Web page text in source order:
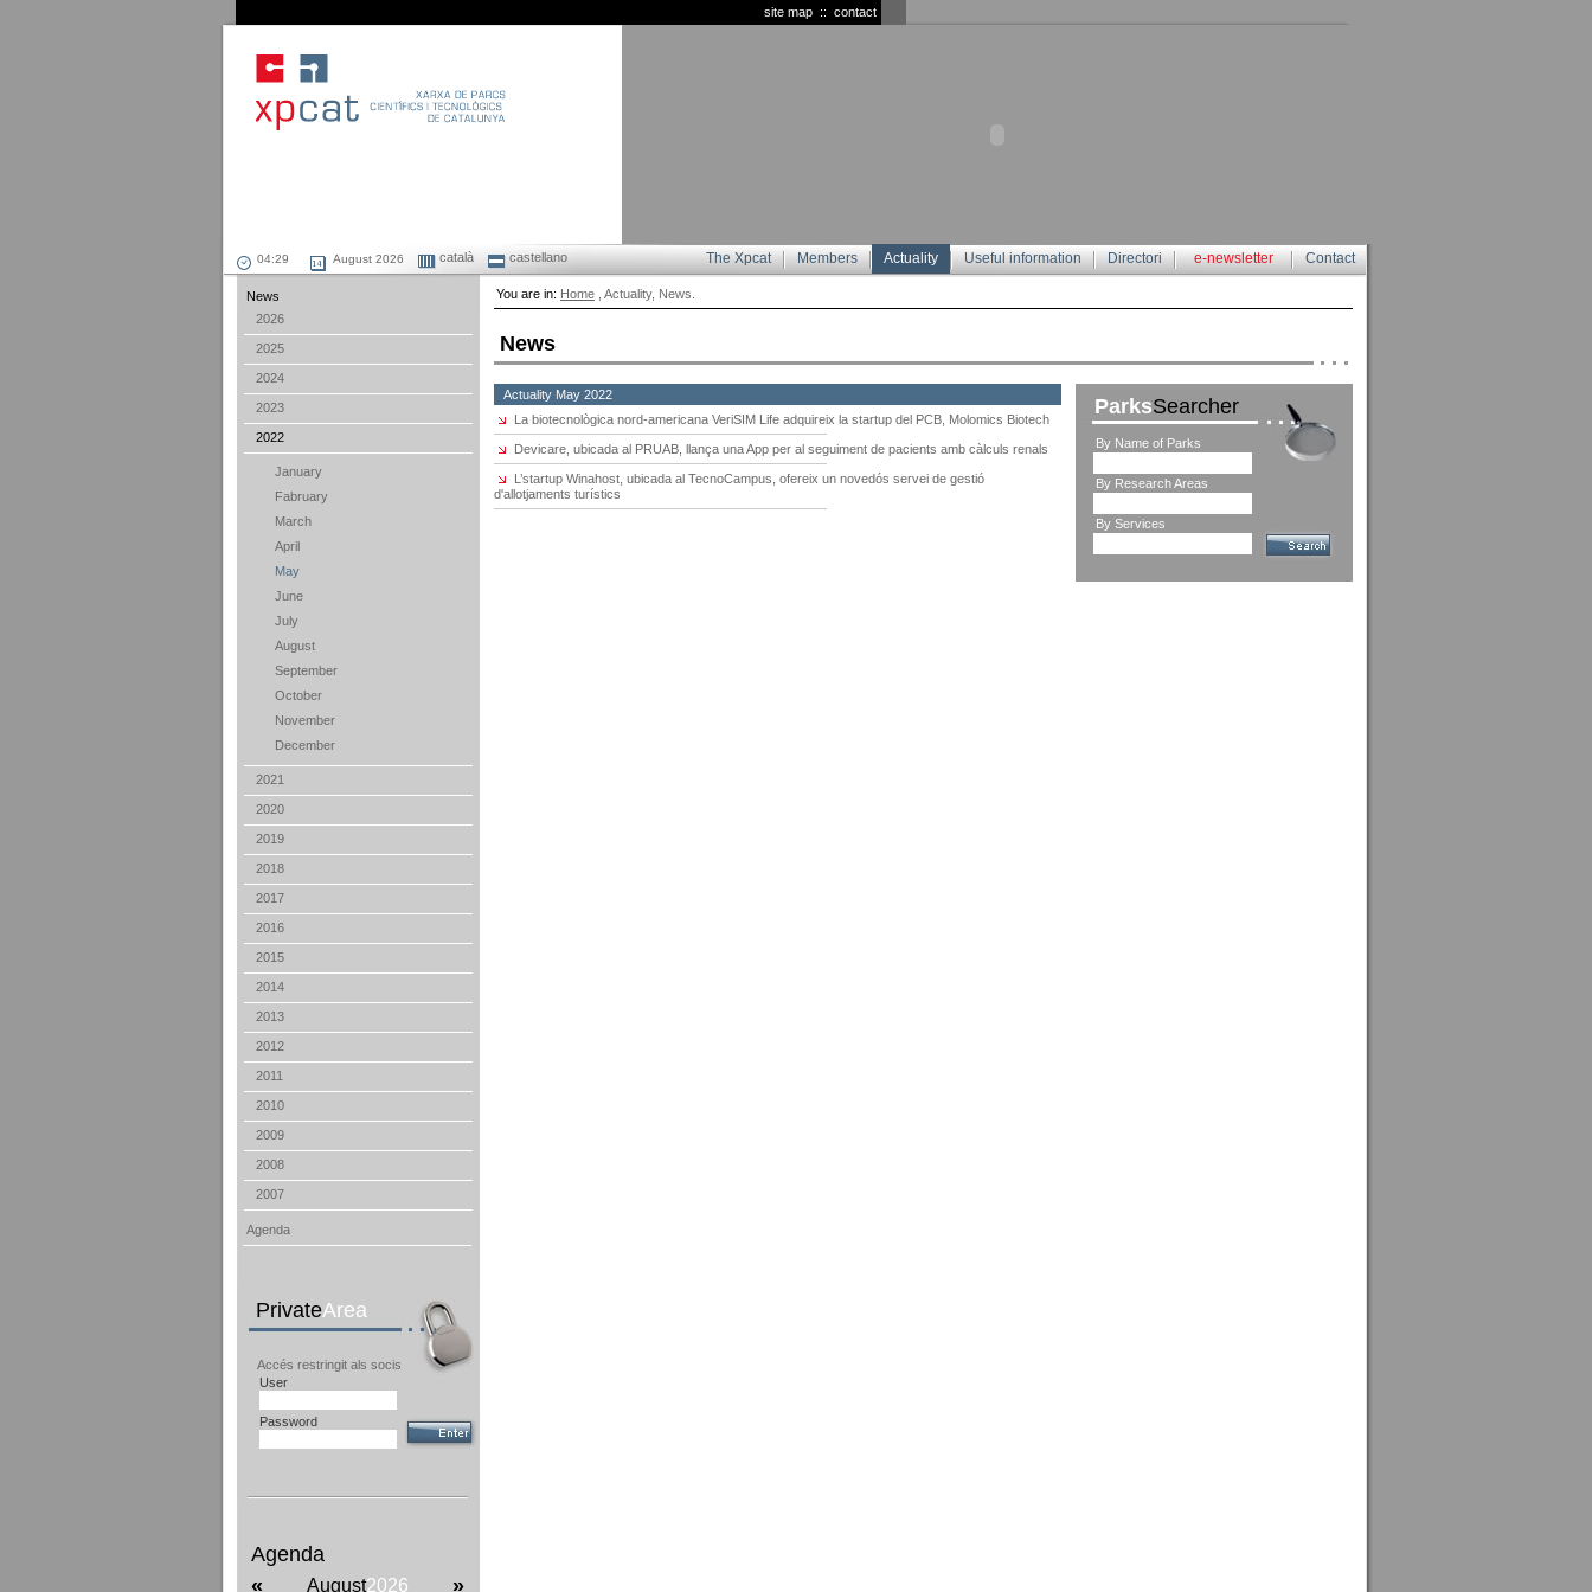
contact
::
site map
August 2026 català castellano Contact
e-newsletter
Directori
Useful information
Actuality
Members
The Xpcat
News
2026
2025
2024
2023
2022
January
Fabruary
March
April
May
June
July
August
September
October
November
December
2021
2020
2019
2018
2017
2016
2015
2014
2013
2012
2011
2010
2009
2008
2007
Agenda
PrivateArea
Accés restringit als socis
User
Password
Agenda
«
August2026 »
You are in: Home , Actuality, News.
News
Actuality May 2022
La biotecnològica nord-americana VeriSIM Life adquireix la startup del PCB, Molomics Biotech
Devicare, ubicada al PRUAB, llança una App per al seguiment de pacients amb càlculs renals
L’startup Winahost, ubicada al TecnoCampus, ofereix un novedós servei de gestió
d'allotjaments turístics
ParksSearcher
By Name of Parks
By Research Areas
By Services